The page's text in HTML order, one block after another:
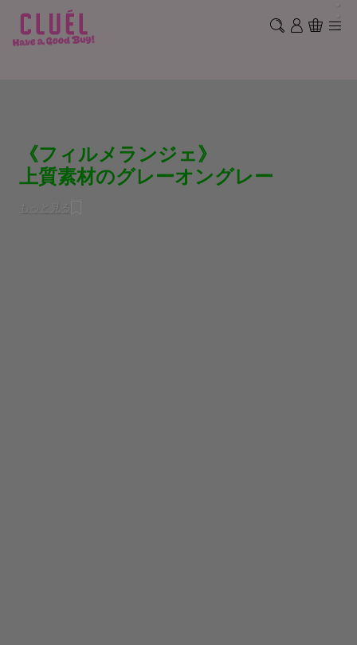
《フィルメランジェ》
上質素材のグレーオングレー
もっと見る